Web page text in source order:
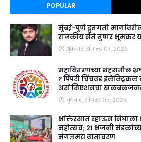
POPULAR
मुंबई-पुणे द्रुतगती
राजकीय नेते तुषार भूमकर
शुक्रवार, ऑगस्ट ०७, २०२६
महावितरणच्या शहरातील
? पिंपरी चिंचवड इलेक्ट्रिकल
असोसिएशनचा
बुधवार, ऑगस्ट ०५, २०२६
भक्तिरसात न्हाऊन
महोत्सव; २१ भजनी
मंगलमय वातावरण